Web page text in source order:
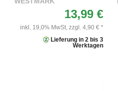
13,99 €
inkl. 19,0% MwSt, zzgl. 4,90 € *
Lieferung in 2 bis 3
Werktagen